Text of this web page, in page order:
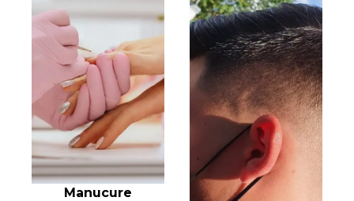
Manucure